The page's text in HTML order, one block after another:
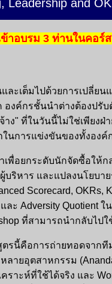
Leadership and
ข้าอบรม 3 ท่านในคอร์
ต็มไปด้วยการเปลี่ยนแ
งค์กรชั้นนำต่างต้องปรั
าง" ที่ในวันนี้ไม่ใช่เพียง
นการแข่งขันของทั้งองค์
กระดับนักจัดซื้อให้กล
บริหาร และแปลงนโยบ
Scorecard, OKRs,
ละ Adversity Quotient
ที่สามารถนำกลับไป
คือการถ่ายทอดจากทีม
ายอุตสาหกรรม
ราะห์ที่ใช้ได้จริง และ